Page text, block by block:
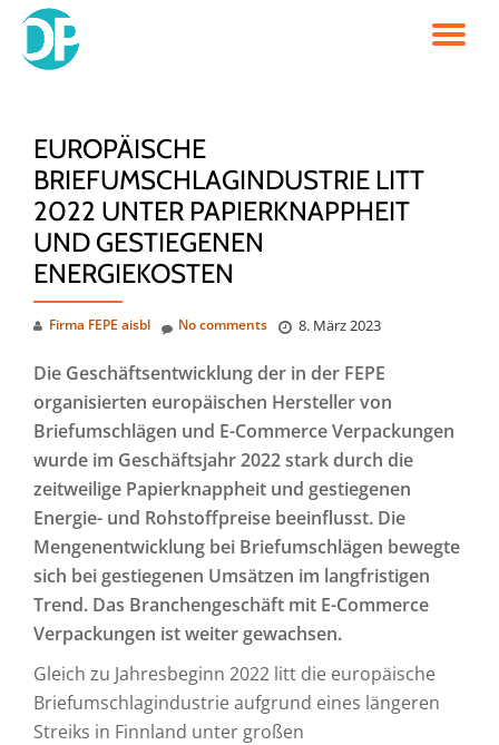
Skip
EUROPÄISCHE
BRIEFUMSCHLAGINDUSTRIE LITT
2022 UNTER PAPIERKNAPPHEIT
UND GESTIEGENEN
ENERGIEKOSTEN
Firma FEPE aisbl 8. März 2023
No comments
Die Geschäftsentwicklung der in der FEPE
organisierten europäischen Hersteller von
Briefumschlägen und E-Commerce Verpackungen
wurde im Geschäftsjahr 2022 stark durch die
zeitweilige Papierknappheit und gestiegenen
Energie- und Rohstoffpreise beeinflusst. Die
Mengenentwicklung bei Briefumschlägen bewegte
sich bei gestiegenen Umsätzen im langfristigen
Trend. Das Branchengeschäft mit E-Commerce
Verpackungen ist weiter gewachsen.
Gleich zu Jahresbeginn 2022 litt die europäische
Briefumschlagindustrie aufgrund eines längeren
Streiks in Finnland unter großen